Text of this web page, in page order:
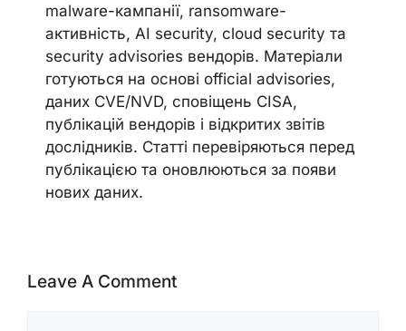
malware-кампанії, ransomware-
активність, AI security, cloud security та
security advisories вендорів. Матеріали
готуються на основі official advisories,
даних CVE/NVD, сповіщень CISA,
публікацій вендорів і відкритих звітів
дослідників. Статті перевіряються перед
публікацією та оновлюються за появи
нових даних.
Leave A Comment